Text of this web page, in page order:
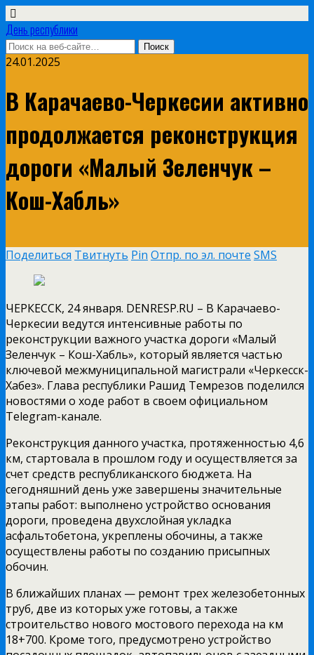
День республики
24.01.2025
В Карачаево-Черкесии активно
продолжается реконструкция
дороги «Малый Зеленчук –
Кош-Хабль»
Поделиться Твитнуть Pin Отпр. по эл. почте SMS
ЧЕРКЕССК, 24 января. DENRESP.RU – В Карачаево-
Черкесии ведутся интенсивные работы по
реконструкции важного участка дороги «Малый
Зеленчук – Кош-Хабль», который является частью
ключевой межмуниципальной магистрали «Черкесск-
Хабез». Глава республики Рашид Темрезов поделился
новостями о ходе работ в своем официальном
Telegram-канале.
Реконструкция данного участка, протяженностью 4,6
км, стартовала в прошлом году и осуществляется за
счет средств республиканского бюджета. На
сегодняшний день уже завершены значительные
этапы работ: выполнено устройство основания
дороги, проведена двухслойная укладка
асфальтобетона, укреплены обочины, а также
осуществлены работы по созданию присыпных
обочин.
В ближайших планах — ремонт трех железобетонных
труб, две из которых уже готовы, а также
строительство нового мостового перехода на км
18+700. Кроме того, предусмотрено устройство